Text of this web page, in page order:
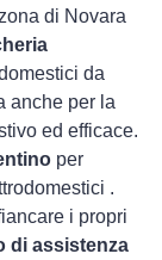
di Novara
da
anche per la
ed efficace.
per
.
i propri
di assistenza